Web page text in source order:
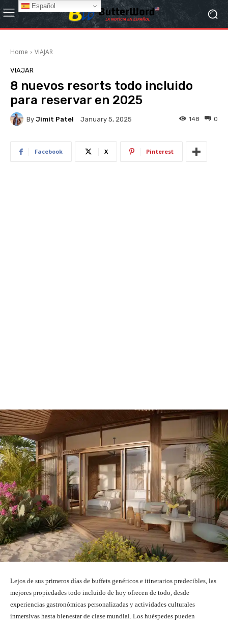
Home VIAJAR
VIAJAR
8 nuevos resorts todo incluido
para reservar en 2025
By Jimit Patel January 5, 2025 0
148
Facebook X Pinterest
Lejos de sus primeros días de buffets genéricos e itinerarios predecibles, las
mejores propiedades todo incluido de hoy ofrecen de todo, desde
experiencias gastronómicas personalizadas y actividades culturales
inmersivas hasta bienestar de clase mundial. Los huéspedes pueden
Español